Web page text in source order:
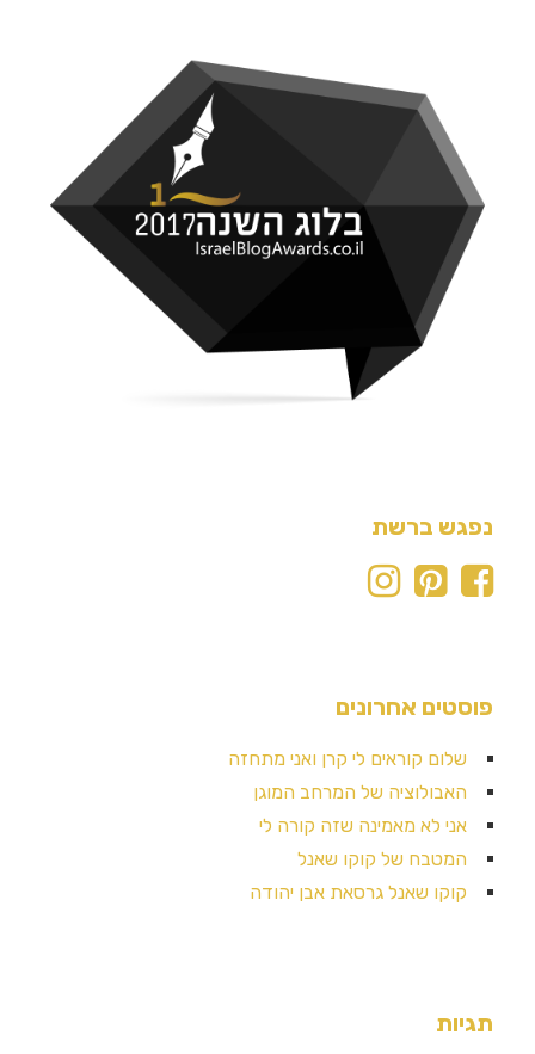
נפגש ברשת
פוסטים אחרונים
שלום קוראים לי קרן ואני מתחזה
האבולוציה של המרחב המוגן
אני לא מאמינה שזה קורה לי
המטבח של קוקו שאנל
קוקו שאנל גרסאת אבן יהודה
תגיות